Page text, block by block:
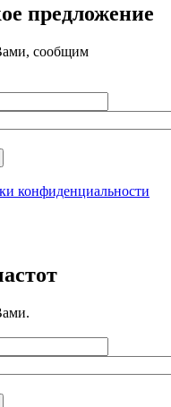
предложение
сообщим
конфиденциальности